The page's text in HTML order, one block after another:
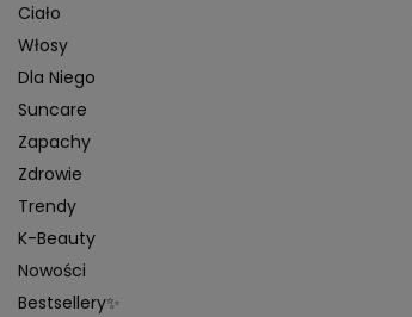
Ciało
Włosy
Dla Niego
Suncare
Zapachy
Zdrowie
Trendy
K-Beauty
Nowości
Bestsellery✨